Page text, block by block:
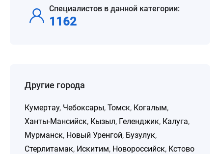
Специалистов в данной категории:
1162
Другие города
Кумертау, Чебоксары, Томск, Когалым,
Ханты-Мансийск, Кызыл, Геленджик, Калуга,
Мурманск, Новый Уренгой, Бузулук,
Стерлитамак, Искитим, Новороссийск, Кстово